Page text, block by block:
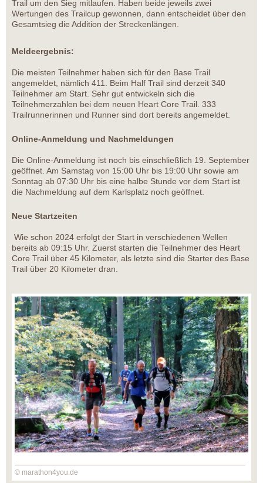
Trail um den Sieg mitlaufen. Haben beide jeweils zwei
Wertungen des Trailcup gewonnen, dann entscheidet über den
Gesamtsieg die Addition der Streckenlängen.
Meldeergebnis:
Die meisten Teilnehmer haben sich für den Base Trail
angemeldet, nämlich 411. Beim Half Trail sind derzeit 340
Teilnehmer am Start. Sehr gut entwickeln sich die
Teilnehmerzahlen bei dem neuen Heart Core Trail. 333
Trailrunnerinnen und Runner sind dort bereits angemeldet.
Online-Anmeldung und Nachmeldungen
Die Online-Anmeldung ist noch bis einschließlich 19. September
geöffnet. Am Samstag von 15:00 Uhr bis 19:00 Uhr sowie am
Sonntag ab 07:30 Uhr bis eine halbe Stunde vor dem Start ist
die Nachmeldung auf dem Karlsplatz noch geöffnet.
Neue Startzeiten
Wie schon 2024 erfolgt der Start in verschiedenen Wellen
bereits ab 09:15 Uhr. Zuerst starten die Teilnehmer des Heart
Core Trail über 45 Kilometer, als letzte sind die Starter des Base
Trail über 20 Kilometer dran.
© marathon4you.de